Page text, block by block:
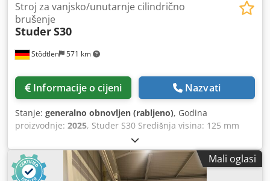
Stödtlen 571 km
Stroj za vanjsko/unutarnje cilindrično
brušenje
StuderS30
Informacije o cijeni Nazvati
Stanje: generalno obnovljen (rabljeno), Godina
proizvodnje: 2025, Studer S30 Središnja visina: 125 mm
Razmak između središta: 650 mm Težina obratka: 80 kg
Ostale slobodno odabrane opcije: Dsdpfx Aod Hdxwef
Sowa - Potpuno novi upravljački ormar sa SPS-Basic i
panelom - Pretvorba u kuglični vijak uključujući SPS-Pro
Mali oglasi